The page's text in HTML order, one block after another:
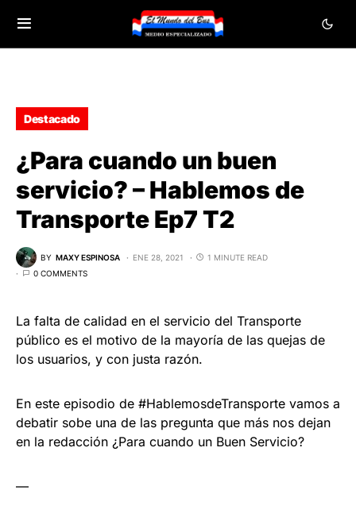
Destacado
¿Para cuando un buen
servicio? – Hablemos de
Transporte Ep7 T2
BY MAXY ESPINOSA ENE 28, 2021
1 MINUTE READ
0 COMMENTS
La falta de calidad en el servicio del Transporte
público es el motivo de la mayoría de las quejas de
los usuarios, y con justa razón.
En este episodio de #HablemosdeTransporte vamos a
debatir sobe una de las pregunta que más nos dejan
en la redacción ¿Para cuando un Buen Servicio?
—